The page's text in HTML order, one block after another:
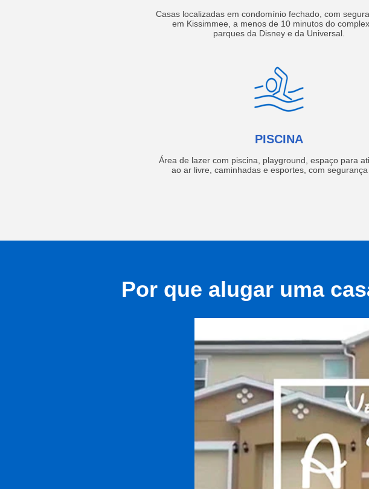
Casas localizadas em condomínio fechado, com
em Kissimmee, a menos de 10 minutos do
parques da Disney e da Universal.
PISCINA
Área de lazer com piscina, playground, espaço para
ao ar livre, caminhadas e esportes, com segurança
Por que alugar uma